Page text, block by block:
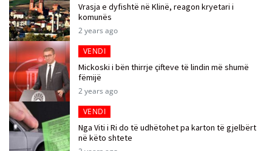
Vrasja e dyfishtë në Klinë, reagon kryetari i
komunës
2 years ago
VENDI
Mickoski i bën thirrje çifteve të lindin më shumë
fëmijë
2 years ago
VENDI
Nga Viti i Ri do të udhëtohet pa karton të gjelbërt
në këto shtete